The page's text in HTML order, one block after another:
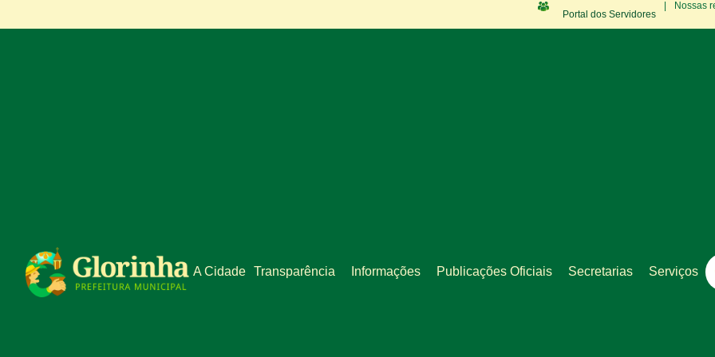
Portal dos Servidores
Nossas
A Cidade Transparência Informações Publicações Oficiais Secretarias Serviços